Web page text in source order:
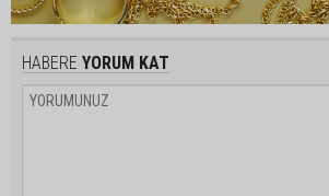
HABERE YORUM KAT